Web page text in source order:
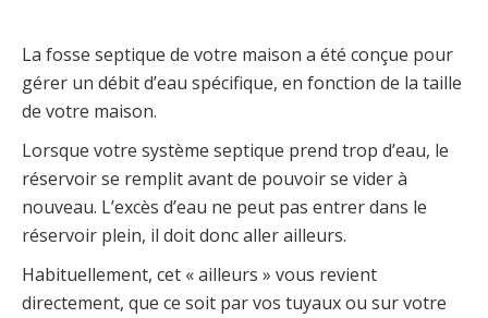
La fosse septique de votre maison a été conçue pour
gérer un débit d’eau spécifique, en fonction de la taille
de votre maison.
Lorsque votre système septique prend trop d’eau, le
réservoir se remplit avant de pouvoir se vider à
nouveau. L’excès d’eau ne peut pas entrer dans le
réservoir plein, il doit donc aller ailleurs.
Habituellement, cet « ailleurs » vous revient
directement, que ce soit par vos tuyaux ou sur votre